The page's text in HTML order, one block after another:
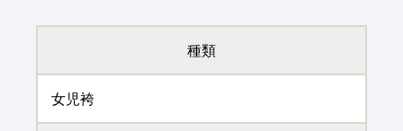
種類
女児袴